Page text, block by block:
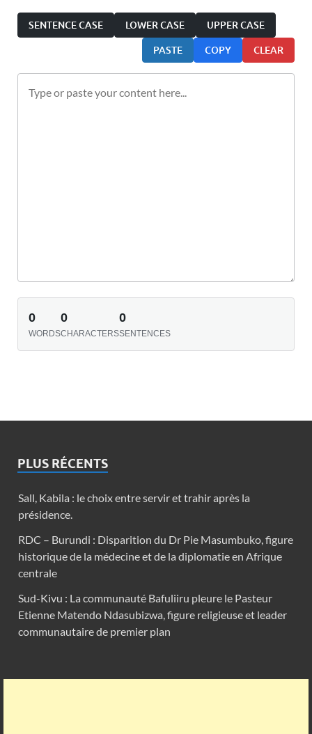
SENTENCE CASE LOWER CASE UPPER CASE
PASTE COPY CLEAR
0
WORDS
0
CHARACTERS
0
SENTENCES
PLUS RÉCENTS
Sall, Kabila : le choix entre servir et trahir après la
présidence.
RDC – Burundi : Disparition du Dr Pie Masumbuko, figure
historique de la médecine et de la diplomatie en Afrique
centrale
Sud-Kivu : La communauté Bafuliiru pleure le Pasteur
Etienne Matendo Ndasubizwa, figure religieuse et leader
communautaire de premier plan